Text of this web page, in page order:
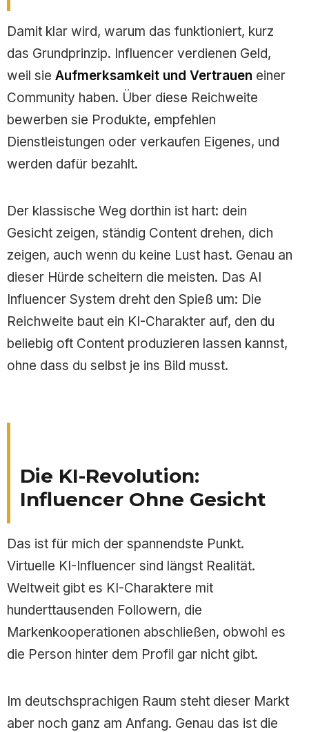
Damit klar wird, warum das funktioniert, kurz
das Grundprinzip. Influencer verdienen Geld,
weil sie Aufmerksamkeit und Vertrauen einer
Community haben. Über diese Reichweite
bewerben sie Produkte, empfehlen
Dienstleistungen oder verkaufen Eigenes, und
werden dafür bezahlt.
Der klassische Weg dorthin ist hart: dein
Gesicht zeigen, ständig Content drehen, dich
zeigen, auch wenn du keine Lust hast. Genau an
dieser Hürde scheitern die meisten. Das AI
Influencer System dreht den Spieß um: Die
Reichweite baut ein KI-Charakter auf, den du
beliebig oft Content produzieren lassen kannst,
ohne dass du selbst je ins Bild musst.
Die KI-Revolution:
Influencer Ohne Gesicht
Das ist für mich der spannendste Punkt.
Virtuelle KI-Influencer sind längst Realität.
Weltweit gibt es KI-Charaktere mit
hunderttausenden Followern, die
Markenkooperationen abschließen, obwohl es
die Person hinter dem Profil gar nicht gibt.
Im deutschsprachigen Raum steht dieser Markt
aber noch ganz am Anfang. Genau das ist die